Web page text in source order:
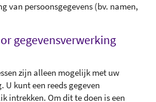
van persoonsgegevens (bv. namen,
gegevensverwerking
zijn alleen mogelijk met uw
kunt een reeds gegeven
intrekken. Om dit te doen is een